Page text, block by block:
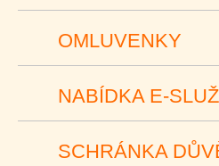
OMLUVENKY
NABÍDKA E-
SCHRÁNKA